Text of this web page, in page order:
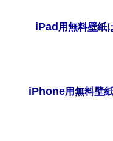
iPad 用無料壁紙
iPhone用無料壁